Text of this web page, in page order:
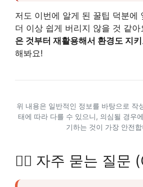
저도 이번에 알게 된 꿀팁 덕분에
더 이상 쉽게 버리지 않을 것 같
은 것부터 재활용해서 환경도 지
해봐요!
위 내용은 일반적인 정보를 바탕으로 작
태에 따라 다를 수 있으니, 의심될 경우
기하는 것이 가장 안전
🙋‍♀️ 자주 묻는 질문